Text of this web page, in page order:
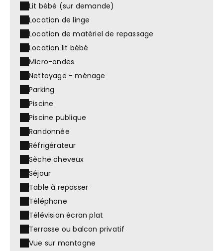
Lit bébé (sur demande)
Location de linge
Location de matériel de repassage
Location lit bébé
Micro-ondes
Nettoyage - ménage
Parking
Piscine
Piscine publique
Randonnée
Réfrigérateur
Sèche cheveux
Séjour
Table à repasser
Téléphone
Télévision écran plat
Terrasse ou balcon privatif
Vue sur montagne